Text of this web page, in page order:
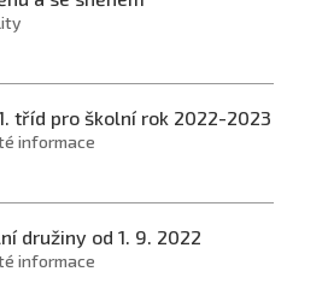
tříd pro školní rok 2022-2023
informace
družiny od 1. 9. 2022
informace